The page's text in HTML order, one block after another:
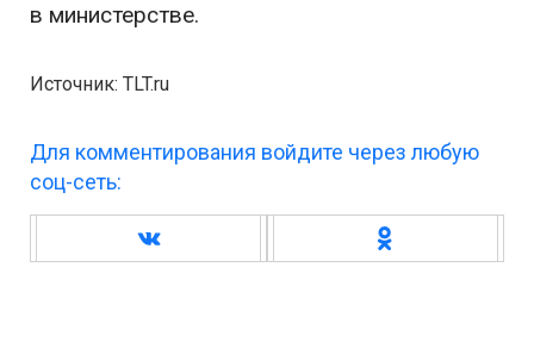
в министерстве.
Источник: TLT.ru
Для комментирования войдите через любую
соц-сеть: